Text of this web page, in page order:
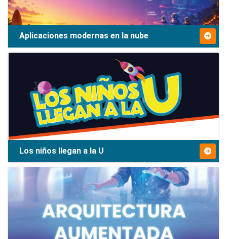
Aplicaciones modernas en la nube
Los niños llegan a la U